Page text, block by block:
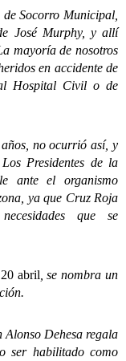
Socorro Municipal,
José Murphy, y allí
mayoría de nosotros
en accidente de
Hospital Civil o de
no ocurrió así, y
Presidentes de la
ante el organismo
ya que Cruz Roja
que se
20 abril , se nombra un
Alonso Dehesa regala
ser habilitado como